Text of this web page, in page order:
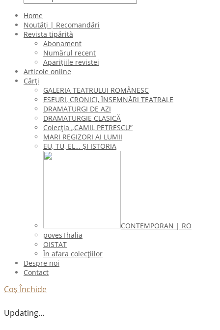
Home
Noutăți | Recomandări
Revista tipărită
Abonament
Numărul recent
Aparițiile revistei
Articole online
Cărți
GALERIA TEATRULUI ROMÂNESC
ESEURI, CRONICI, ÎNSEMNĂRI TEATRALE
DRAMATURGI DE AZI
DRAMATURGIE CLASICĂ
Colecţia „CAMIL PETRESCU”
MARI REGIZORI AI LUMII
EU, TU, EL… ŞI ISTORIA
CONTEMPORAN | RO
povesThalia
OISTAT
În afara colecţiilor
Despre noi
Contact
Coș Închide
Updating…